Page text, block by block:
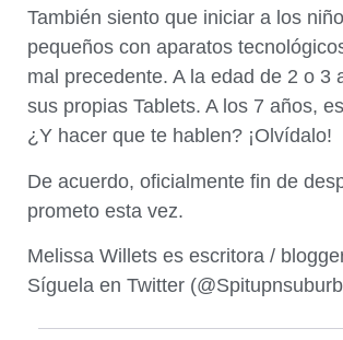
También siento que iniciar a los
pequeños con aparatos
mal precedente. A la edad de 2 o 3
sus propias Tablets. A los 7 años,
¿Y hacer que te hablen? ¡Olvídalo!
De acuerdo, oficialmente fin de
prometo esta vez.
Melissa Willets es escritora /
Síguela en Twitter